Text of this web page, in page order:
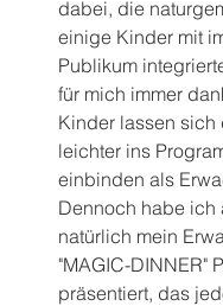
dabei, die
einige Kinder mit
Publikum
für mich immer
Kinder lassen sich
leichter ins
einbinden als
Dennoch habe ich
natürlich mein
"MAGIC-DINNER"
präsentiert, das